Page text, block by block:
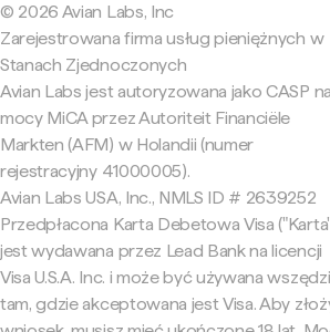
© 2026 Avian Labs, Inc
Zarejestrowana firma usług pieniężnych w
Stanach Zjednoczonych
Avian Labs jest autoryzowana jako CASP na
mocy MiCA przez Autoriteit Financiële
Markten (AFM) w Holandii (numer
rejestracyjny 41000005).
Avian Labs USA, Inc., NMLS ID # 2639252
Przedpłacona Karta Debetowa Visa
jest wydawana przez Lead Bank na licencji
Visa U.S.A. Inc. i może być używana
tam, gdzie akceptowana jest Visa. Aby